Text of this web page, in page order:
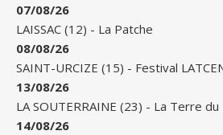
07/08/26
LAISSAC (12) - La Patche
08/08/26
SAINT-URCIZE (15) - Festival
13/08/26
LA SOUTERRAINE (23) - La Terre du
14/08/26